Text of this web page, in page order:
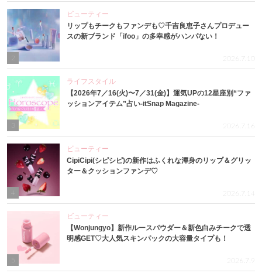
ビューティー
リップもチークもファンデも♡千吉良恵子さんプロデュー
スの新ブランド「ifoo」の多幸感がハンパない！
2026.7.10
3
ライフスタイル
【2026年7／16(火)〜7／31(金)】運気UPの12星座別“ファ
ッションアイテム”占い-itSnap Magazine-
2026.7.16
4
ビューティー
CipiCipi(シピシピ)の新作はふくれな渾身のリップ＆グリッ
ター＆クッションファンデ♡
2026.7.14
ビューティー
【Wonjungyo】新作ルースパウダー＆新色白みチークで透
明感GET♡大人気スキンパックの大容量タイプも！
2026.7.9